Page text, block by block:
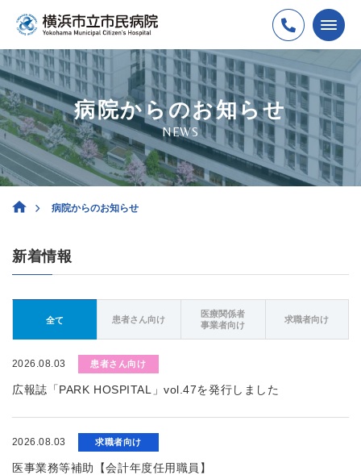
病院からのお知らせ
NEWS
病院からのお知らせ
新着情報
全て 患者さん向け
医療関係者
事業者向け
求職者向け
2026.08.03 患者さん向け
広報誌「PARK HOSPITAL」vol.47を発行しました
2026.08.03 求職者向け
医事業務等補助【会計年度任用職員】